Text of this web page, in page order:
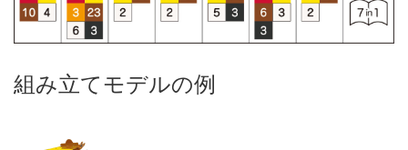
組み立てモデルの例